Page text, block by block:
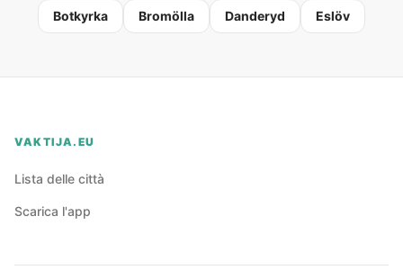
Botkyrka Bromölla Danderyd Eslöv
VAKTIJA.EU
Lista delle città
Scarica l'app